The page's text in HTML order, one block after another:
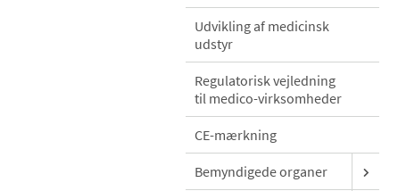
Udvikling af medicinsk
udstyr
Regulatorisk vejledning
til medico-virksomheder
CE-mærkning
Bemyndigede organer